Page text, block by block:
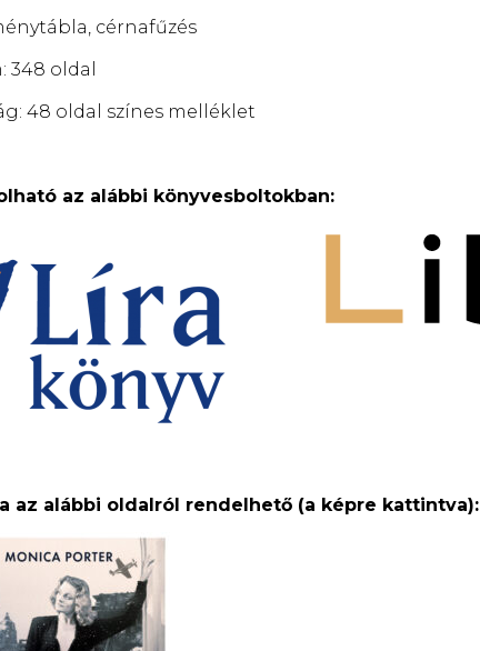
cérnafűzés
348 oldal
48 oldal színes melléklet
az alábbi könyvesboltokban:
az alábbi oldalról rendelhető (a képre kattintva):